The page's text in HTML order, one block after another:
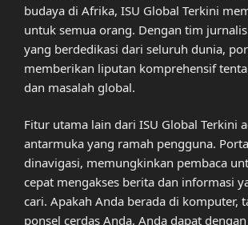
budaya di Afrika, ISU Global Terkini
untuk semua orang. Dengan tim
yang berdedikasi dari seluruh dunia,
memberikan liputan komprehensif
dan masalah global.
Fitur utama lain dari ISU Global Terkini
antarmuka yang ramah pengguna.
dinavigasi, memungkinkan pembaca
cepat mengakses berita dan informasi
cari. Apakah Anda berada di komputer,
ponsel cerdas Anda, Anda dapat